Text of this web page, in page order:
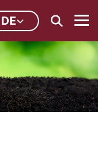
DE